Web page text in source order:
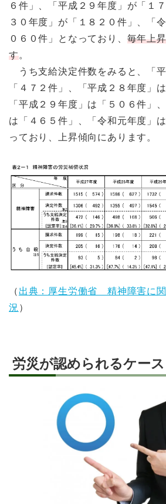
６件」、「平成２９年度」が「１
３０年度」が「１８２０件」、「
０６０件」となっており、 毎年上
す。
うち支給決定件数をみると、「
「４７２件」、「平成２８年度」
「平成２９年度」は「５０６件」
は「４６５件」、「令和元年度」
っており、上昇傾向にあります。
（ 出典：厚生労働省 精神障害に
況 ）
労災が認められるケース